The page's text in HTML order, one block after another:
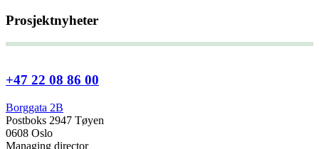
Prosjektnyheter
+47 22 08 86 00
Borggata 2B
Postboks 2947 Tøyen
0608 Oslo
Managing director